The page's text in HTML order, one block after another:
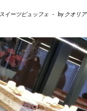
スイーツビュッフェ - by クオリア